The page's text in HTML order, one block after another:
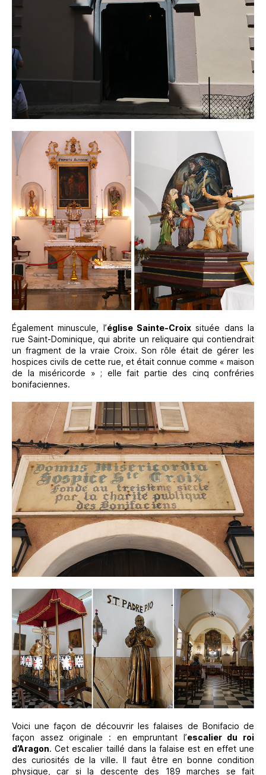
Également minuscule, l’église Sainte-Croix située dans la
rue Saint-Dominique, qui abrite un reliquaire qui contiendrait
un fragment de la vraie Croix. Son rôle était de gérer les
hospices civils de cette rue, et était connue comme « maison
de la miséricorde » ; elle fait partie des cinq confréries
bonifaciennes.
Voici une façon de découvrir les falaises de Bonifacio de
façon assez originale : en empruntant l’escalier du roi
d’Aragon. Cet escalier taillé dans la falaise est en effet une
des curiosités de la ville. Il faut être en bonne condition
physique, car si la descente des 189 marches se fait